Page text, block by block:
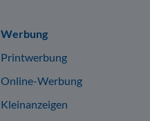
Werbung
Printwerbung
Online-Werbung
Kleinanzeigen